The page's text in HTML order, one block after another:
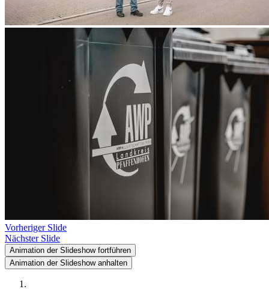
Vorheriger Slide
Nächster Slide
Animation der Slideshow fortführen
Animation der Slideshow anhalten